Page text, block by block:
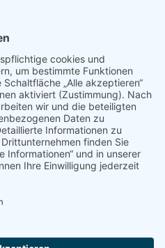
Bestpreis